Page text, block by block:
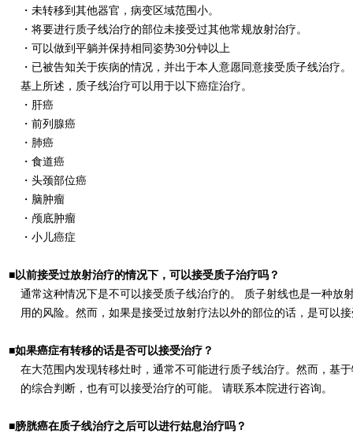
・未转移到其他器官，病变 区域范围小。
・将要进行质子线治疗的部位未接受过其他常规放射治疗。
・可以做到平躺并保持相同姿势30分钟以上
・ 已被告知关于疾病的情况 ，并出于本人意愿同意接受质子线治疗。
基上所述， 质子线治疗可以用于以下癌症治疗。
・ 肝癌
・前列腺癌
・ 肺癌
・食道癌
・头颈部位癌
・ 脑肿瘤
・ 颅底肿瘤
・小儿癌症
■以前接受过放射治疗的情况下 ， 可以接受质子治疗吗 ？
通常这种情况下是不可以接受质子线治疗的。 质子射线也是一种放
用的风险。然而，如果是接受过放射疗法以外的部位的话 ，是可以
■如果癌症有转移的话是否可以接受治疗 ？
在大范围 内发现转移灶时 ，通常不可能进行质子线治疗。然而，基
的综合判断 ，也有可以接受治疗的可能。 请联系本院进行咨询。
■膀胱癌在质子线治疗之后可以进行姑息治疗吗 ？